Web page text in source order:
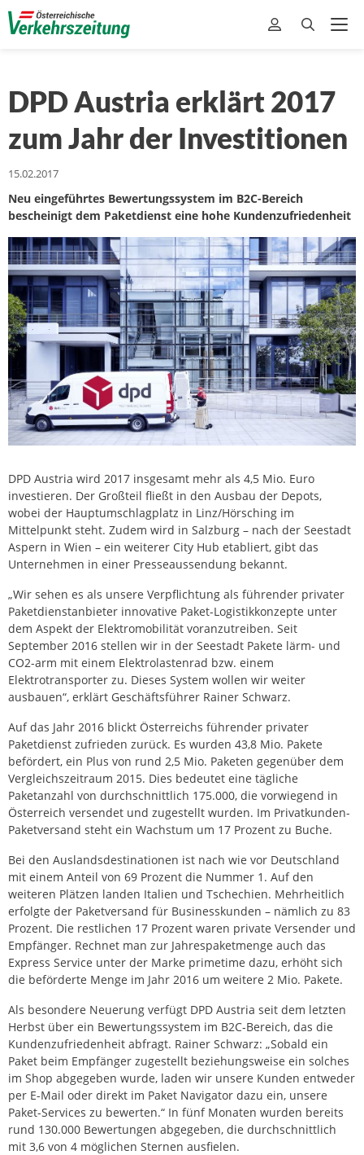
DPD Austria erklärt 2017
zum Jahr der Investitionen
15.02.2017
Neu eingeführtes Bewertungssystem im B2C-Bereich
bescheinigt dem Paketdienst eine hohe Kundenzufriedenheit
DPD Austria wird 2017 insgesamt mehr als 4,5 Mio. Euro
investieren. Der Großteil fließt in den Ausbau der Depots,
wobei der Hauptumschlagplatz in Linz/Hörsching im
Mittelpunkt steht. Zudem wird in Salzburg – nach der Seestadt
Aspern in Wien – ein weiterer City Hub etabliert, gibt das
Unternehmen in einer Presseaussendung bekannt.
„Wir sehen es als unsere Verpflichtung als führender privater
Paketdienstanbieter innovative Paket-Logistikkonzepte unter
dem Aspekt der Elektromobilität voranzutreiben. Seit
September 2016 stellen wir in der Seestadt Pakete lärm- und
CO2-arm mit einem Elektrolastenrad bzw. einem
Elektrotransporter zu. Dieses System wollen wir weiter
ausbauen“, erklärt Geschäftsführer Rainer Schwarz.
Auf das Jahr 2016 blickt Österreichs führender privater
Paketdienst zufrieden zurück. Es wurden 43,8 Mio. Pakete
befördert, ein Plus von rund 2,5 Mio. Paketen gegenüber dem
Vergleichszeitraum 2015. Dies bedeutet eine tägliche
Paketanzahl von durchschnittlich 175.000, die vorwiegend in
Österreich versendet und zugestellt wurden. Im Privatkunden-
Paketversand steht ein Wachstum um 17 Prozent zu Buche.
Bei den Auslandsdestinationen ist nach wie vor Deutschland
mit einem Anteil von 69 Prozent die Nummer 1. Auf den
weiteren Plätzen landen Italien und Tschechien. Mehrheitlich
erfolgte der Paketversand für Businesskunden – nämlich zu 83
Prozent. Die restlichen 17 Prozent waren private Versender und
Empfänger. Rechnet man zur Jahrespaketmenge auch das
Express Service unter der Marke primetime dazu, erhöht sich
die beförderte Menge im Jahr 2016 um weitere 2 Mio. Pakete.
Als besondere Neuerung verfügt DPD Austria seit dem letzten
Herbst über ein Bewertungssystem im B2C-Bereich, das die
Kundenzufriedenheit abfragt. Rainer Schwarz: „Sobald ein
Paket beim Empfänger zugestellt beziehungsweise ein solches
im Shop abgegeben wurde, laden wir unsere Kunden entweder
per E-Mail oder direkt im Paket Navigator dazu ein, unsere
Paket-Services zu bewerten.“ In fünf Monaten wurden bereits
rund 130.000 Bewertungen abgegeben, die durchschnittlich
mit 3,6 von 4 möglichen Sternen ausfielen.